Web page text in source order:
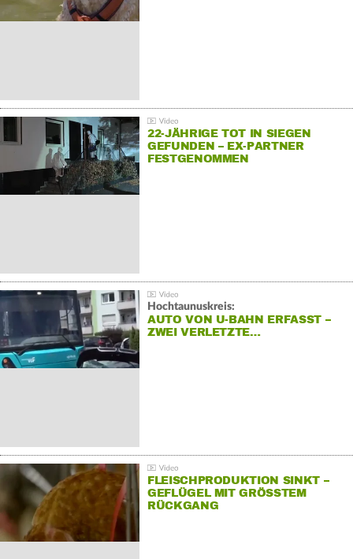
22-JÄHRIGE TOT IN SIEGEN
GEFUNDEN – EX-PARTNER
FESTGENOMMEN
Hochtaunuskreis:
AUTO VON U-BAHN ERFASST –
ZWEI VERLETZTE…
FLEISCHPRODUKTION SINKT –
GEFLÜGEL MIT GRÖSSTEM R
ÜCKGANG